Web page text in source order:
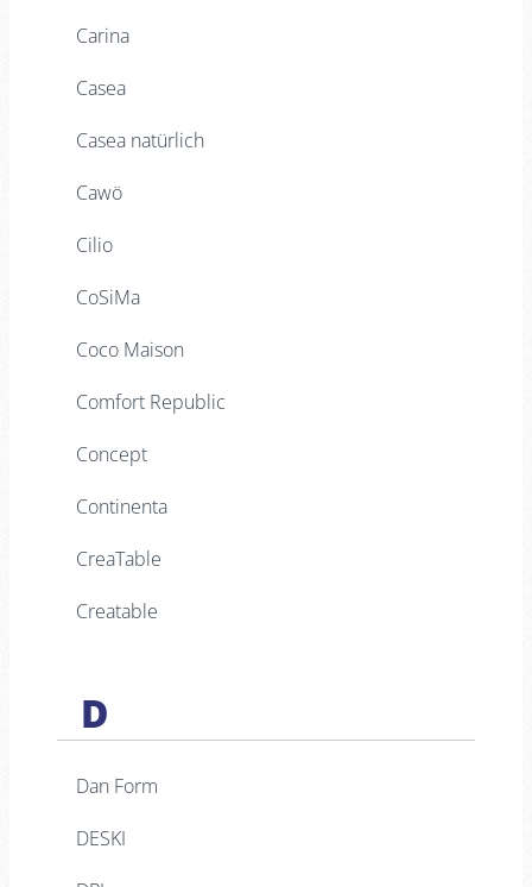
Carina
Casea
Casea natürlich
Cawö
Cilio
CoSiMa
Coco Maison
Comfort Republic
Concept
Continenta
CreaTable
Creatable
D
Dan Form
DESKI